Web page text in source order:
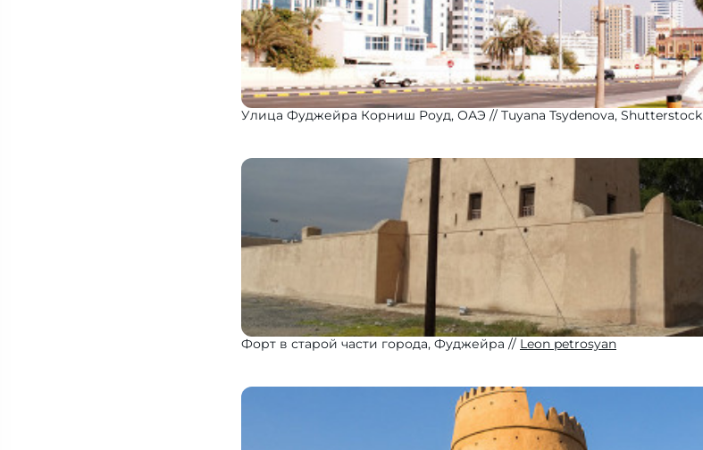
Улица Фуджейра Корниш Роуд, ОАЭ Tuyana Tsydenova, Shutterstock
Форт в старой части города, Фуджейра Leon petrosyan